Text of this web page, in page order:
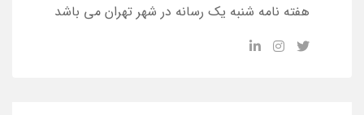
هفته نامه شنبه یک رسانه در شهر تهران می باشد